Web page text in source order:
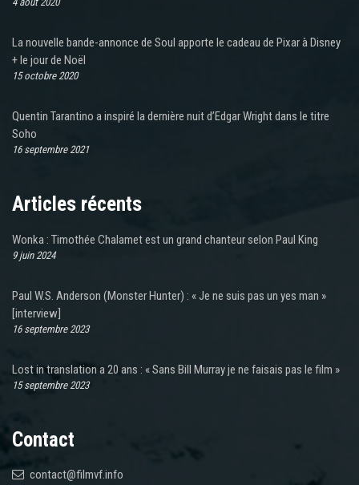
La nouvelle bande-annonce de Soul apporte le cadeau de Pixar à Disney
+ le jour de Noël
15 octobre 2020
Quentin Tarantino a inspiré la dernière nuit d’Edgar Wright dans le titre
Soho
16 septembre 2021
Articles récents
Wonka : Timothée Chalamet est un grand chanteur selon Paul King
9 juin 2024
Paul W.S. Anderson (Monster Hunter) : « Je ne suis pas un yes man »
[interview]
16 septembre 2023
Lost in translation a 20 ans : « Sans Bill Murray je ne faisais pas le film »
15 septembre 2023
Contact
contact@filmvf.info